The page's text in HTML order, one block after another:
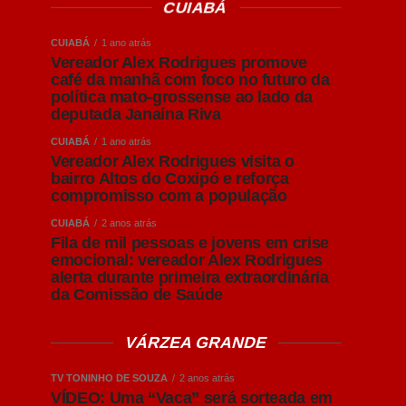
CUIABÁ
CUIABÁ 1 ano atrás
Vereador Alex Rodrigues promove
café da manhã com foco no futuro da
política mato-grossense ao lado da
deputada Janaína Riva
CUIABÁ 1 ano atrás
Vereador Alex Rodrigues visita o
bairro Altos do Coxipó e reforça
compromisso com a população
CUIABÁ 2 anos atrás
Fila de mil pessoas e jovens em crise
emocional: vereador Alex Rodrigues
alerta durante primeira extraordinária
da Comissão de Saúde
VÁRZEA GRANDE
TV TONINHO DE SOUZA 2 anos atrás
VÍDEO: Uma “Vaca” será sorteada em